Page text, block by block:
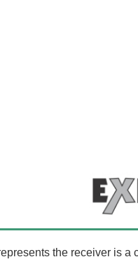
the receiver is a